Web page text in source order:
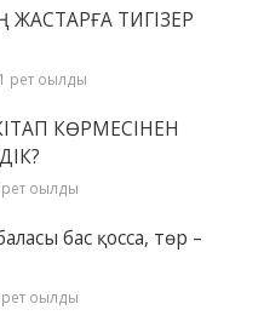
ТИГІЗЕР
рет оқылды
КӨРМЕСІНЕН
оқылды
бас қосса, төр –
оқылды